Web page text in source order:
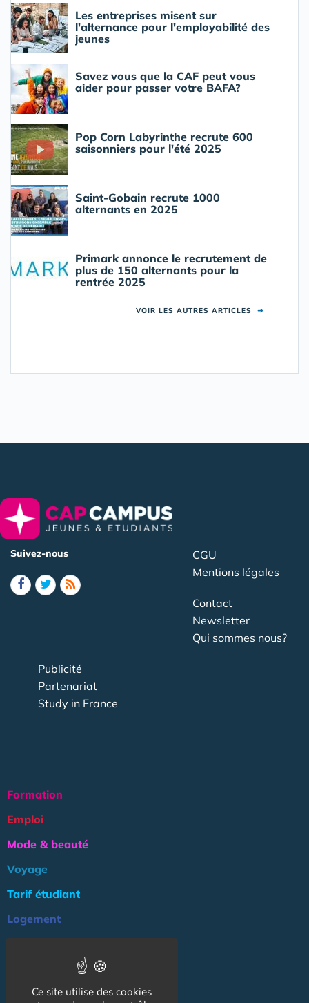
Les entreprises misent sur
l'alternance pour l'employabilité des
jeunes
Savez vous que la CAF peut vous
aider pour passer votre BAFA?
Pop Corn Labyrinthe recrute 600
saisonniers pour l'été 2025
Saint-Gobain recrute 1000
alternants en 2025
Primark annonce le recrutement de
plus de 150 alternants pour la
rentrée 2025
VOIR LES AUTRES ARTICLES ➜
Suivez-nous
CGU
Mentions légales
Contact
Newsletter
Qui sommes nous?
Publicité
Partenariat
Study in France
Formation
Emploi
Mode & beauté
Voyage
Tarif étudiant
Logement
Association
Ce site utilise des cookies